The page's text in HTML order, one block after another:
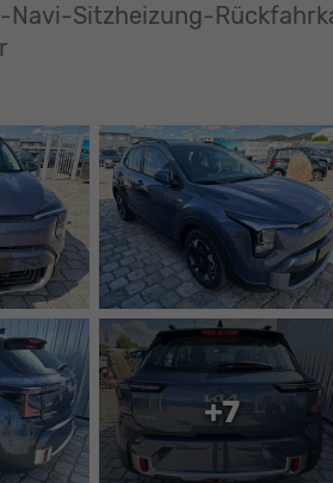
)-Navi-Sitzheizung-
+7